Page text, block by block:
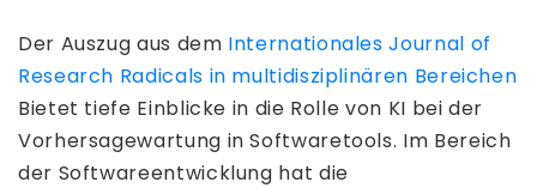
Der Auszug aus dem Internationales Journal of
Research Radicals in multidisziplinären Bereichen
Bietet tiefe Einblicke in die Rolle von KI bei der
Vorhersagewartung in Softwaretools. Im Bereich
der Softwareentwicklung hat die